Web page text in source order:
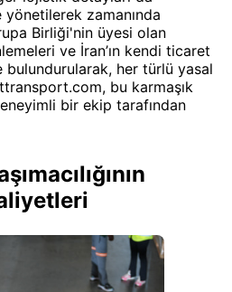
zamanında
Birliği'nin üyesi olan
ve İran’ın kendi ticaret
bulundurularak, her türlü yasal
bu karmaşık
bir ekip tarafından